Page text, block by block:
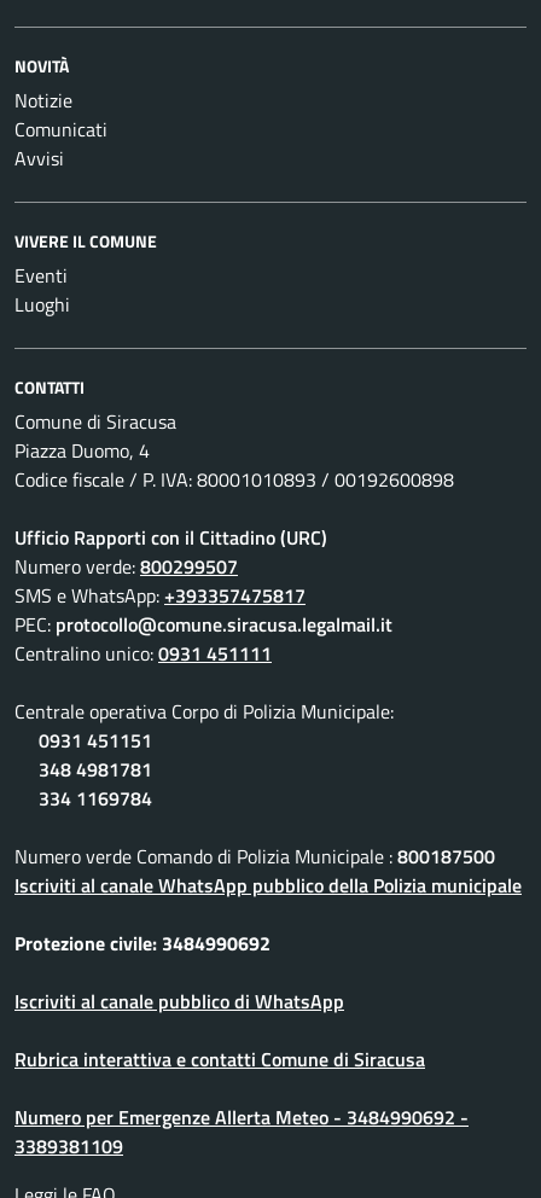
NOVITÀ
Notizie
Comunicati
Avvisi
VIVERE IL COMUNE
Eventi
Luoghi
CONTATTI
Comune di Siracusa
Piazza Duomo, 4
Codice fiscale / P. IVA: 80001010893 / 00192600898
Ufficio Rapporti con il Cittadino (URC)
Numero verde:800299507
SMS e WhatsApp:+393357475817
PEC: protocollo@comune.siracusa.legalmail.it
Centralino unico:0931 451111
Centrale operativa Corpo di Polizia Municipale:
0931 451151
348 4981781
334 1169784
Numero verde Comando di Polizia Municipale :800187500
Iscriviti al canale WhatsApp pubblico della Polizia municipale
Protezione civile: 3484990692
Iscriviti al canale pubblico di WhatsApp
Rubrica interattiva e contatti Comune di Siracusa
Numero per Emergenze Allerta Meteo - 3484990692 -
3389381109